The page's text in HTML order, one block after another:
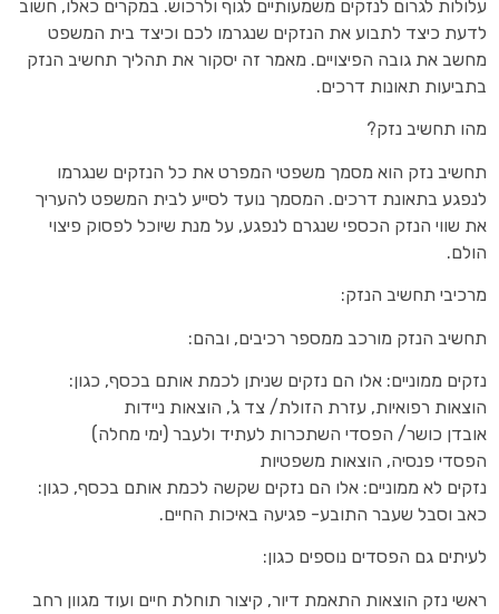
עלולות לגרום לנזקים משמעותיים לגוף ולרכוש. במקרים כאלו, חשוב
לדעת כיצד לתבוע את הנזקים שנגרמו לכם וכיצד בית המשפט
מחשב את גובה הפיצויים. מאמר זה יסקור את תהליך תחשיב הנזק
בתביעות תאונות דרכים.
מהו תחשיב נזק?
תחשיב נזק הוא מסמך משפטי המפרט את כל הנזקים שנגרמו
לנפגע בתאונת דרכים. המסמך נועד לסייע לבית המשפט להעריך
את שווי הנזק הכספי שנגרם לנפגע, על מנת שיוכל לפסוק פיצוי
הולם.
מרכיבי תחשיב הנזק:
תחשיב הנזק מורכב ממספר רכיבים, ובהם:
נזקים ממוניים: אלו הם נזקים שניתן לכמת אותם בכסף, כגון:
הוצאות רפואיות, עזרת הזולת/ צד ג', הוצאות ניידות
אובדן כושר/ הפסדי השתכרות לעתיד ולעבר (ימי מחלה)
הפסדי פנסיה, הוצאות משפטיות
נזקים לא ממוניים: אלו הם נזקים שקשה לכמת אותם בכסף, כגון:
כאב וסבל שעבר התובע- פגיעה באיכות החיים.
לעיתים גם הפסדים נוספים כגון:
ראשי נזק הוצאות התאמת דיור, קיצור תוחלת חיים ועוד מגוון רחב